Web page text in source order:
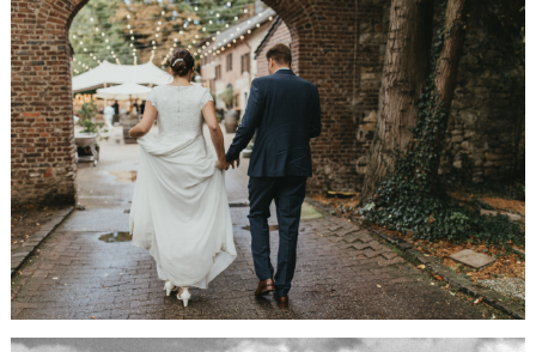
Hochzeit im
Scheunentraum
Aachen
HIER GEHTS WEITER...